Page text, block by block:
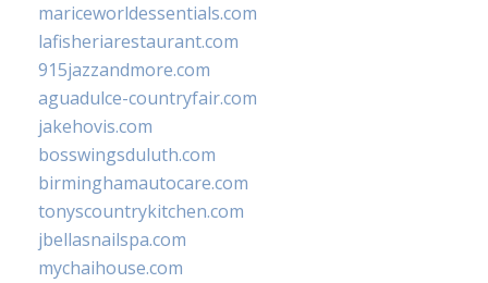
mariceworldessentials.com
lafisheriarestaurant.com
915jazzandmore.com
aguadulce-countryfair.com
jakehovis.com
bosswingsduluth.com
birminghamautocare.com
tonyscountrykitchen.com
jbellasnailspa.com
mychaihouse.com